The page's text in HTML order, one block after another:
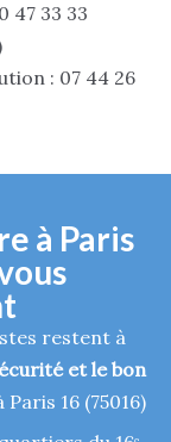
47 33 33
: 07 44 26
à Paris
restent à
et le bon
Paris 16 (75016)